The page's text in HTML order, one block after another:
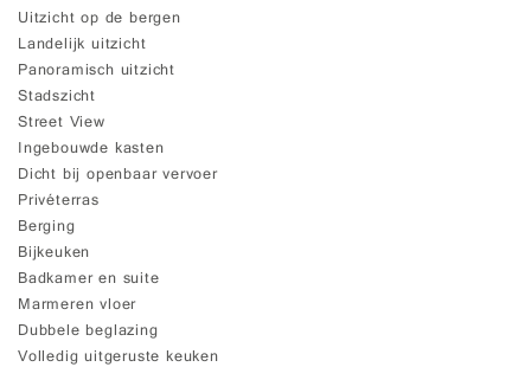
Uitzicht op de bergen
Landelijk uitzicht
Panoramisch uitzicht
Stadszicht
Street View
Ingebouwde kasten
Dicht bij openbaar vervoer
Privéterras
Berging
Bijkeuken
Badkamer en suite
Marmeren vloer
Dubbele beglazing
Volledig uitgeruste keuken